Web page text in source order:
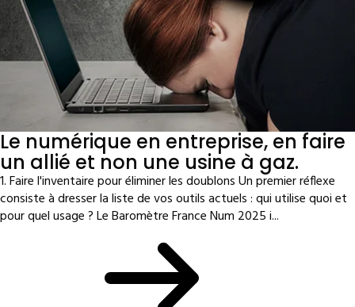
Le numérique en entreprise, en faire
un allié et non une usine à gaz.
1. Faire l'inventaire pour éliminer les doublons Un premier réflexe
consiste à dresser la liste de vos outils actuels : qui utilise quoi et
pour quel usage ? Le Baromètre France Num 2025 i...